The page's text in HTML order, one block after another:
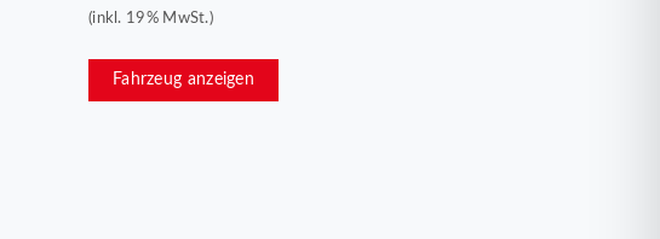
(inkl. 19% MwSt.)
Fahrzeug anzeigen